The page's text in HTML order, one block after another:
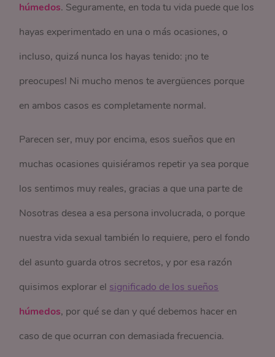
húmedos. Seguramente, en toda tu vida puede que los
hayas experimentado en una o más ocasiones, o
incluso, quizá nunca los hayas tenido: ¡no te
preocupes! Ni mucho menos te avergüences porque
en ambos casos es completamente normal.
Parecen ser, muy por encima, esos sueños que en
muchas ocasiones quisiéramos repetir ya sea porque
los sentimos muy reales, gracias a que una parte de
Nosotras desea a esa persona involucrada, o porque
nuestra vida sexual también lo requiere, pero el fondo
del asunto guarda otros secretos, y por esa razón
quisimos explorar el significado de los sueños
húmedos, por qué se dan y qué debemos hacer en
caso de que ocurran con demasiada frecuencia.